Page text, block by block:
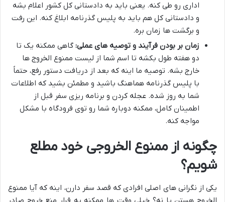
اداری رو طی کنه. یعنی باید به دادستانی کل کشور اعلام بشه
و دادستانی کل هم باید به پلیس گذرنامه ابلاغ کنه. این رفت
و برگشت ها زمان بره.
زمان بر بودن فرآیند و توصیه های عملی: گاهی ممکنه یک تا
دو هفته طول بکشه تا اسم شما از لیست ممنوع الخروج ها
خارج بشه. توصیه ما اینه که بعد از دریافت دستور رفع، حتماً
با پلیس گذرنامه هماهنگ باشید و مطمئن بشید که اطلاعات
شما به روز شده. عجله کردن و برنامه ریزی سفر قبل از
اطمینان کامل، ممکنه دوباره شما رو توی فرودگاه با مشکل
مواجه کنه.
چگونه از ممنوع الخروجی خود مطلع
شویم؟
یکی از نگرانی های اصلی افرادی که قصد سفر دارن، اینه که آیا ممنوع